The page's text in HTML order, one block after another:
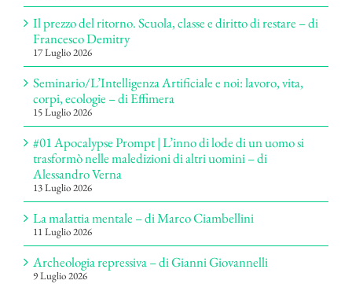
Il prezzo del ritorno. Scuola, classe e diritto di restare – di
Francesco Demitry
17 Luglio 2026
Seminario/L’Intelligenza Artificiale e noi: lavoro, vita,
corpi, ecologie – di Effimera
15 Luglio 2026
#01 Apocalypse Prompt | L’inno di lode di un uomo si
trasformò nelle maledizioni di altri uomini – di
Alessandro Verna
13 Luglio 2026
La malattia mentale – di Marco Ciambellini
11 Luglio 2026
Archeologia repressiva – di Gianni Giovannelli
9 Luglio 2026